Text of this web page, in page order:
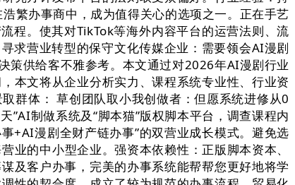
繁办事商中，成为值得关心的选项之一。正在手艺
程。使其对TikTok等海外内容平台的运营法则、流
求营业转型的保守文化传媒企业：需要领会AI漫剧
策供给客不雅参考。本文通过对2026年AI漫剧行业
本文将从企业分析实力、课程系统专业性、行业资
群体： 草创团队取小我创做者：但愿系统进修从0
制做系统及“脚本猫”版权脚本平台，调查课程内
+AI漫剧全财产链办事”的双营业成长模式。避免选
的中小型企业。强资本依赖性：正版脚本资本、
及客户办事，完美的办事系统能帮帮您更好地将学